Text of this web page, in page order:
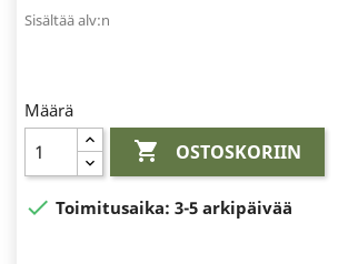
Sisältää alv:n
Määrä
 OSTOSKORIIN
 Toimitusaika: 3-5 arkipäivää